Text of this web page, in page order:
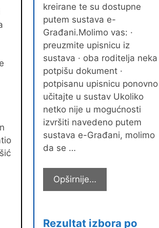
kreirane te su dostupne
putem sustava e-
Građani.Molimo vas: ·
preuzmite upisnicu iz
sustava · oba roditelja neka
potpišu dokument ·
potpisanu upisnicu ponovno
učitajte u sustav Ukoliko
netko nije u mogućnosti
izvršiti navedeno putem
sustava e-Građani, molimo
da se …
Opširnije…
roditeljima
prvašića
Rezultat izbora po